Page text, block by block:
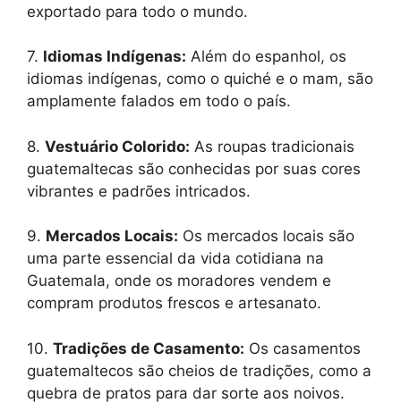
exportado para todo o mundo.
7. Idiomas Indígenas: Além do espanhol, os
idiomas indígenas, como o quiché e o mam, são
amplamente falados em todo o país.
8. Vestuário Colorido: As roupas tradicionais
guatemaltecas são conhecidas por suas cores
vibrantes e padrões intricados.
9. Mercados Locais: Os mercados locais são
uma parte essencial da vida cotidiana na
Guatemala, onde os moradores vendem e
compram produtos frescos e artesanato.
10. Tradições de Casamento: Os casamentos
guatemaltecos são cheios de tradições, como a
quebra de pratos para dar sorte aos noivos.